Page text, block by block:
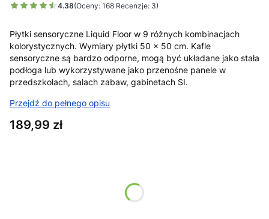
4.38(Oceny: 168 Recenzje: 3)
Płytki sensoryczne Liquid Floor w 9 różnych kombinacjach
kolorystycznych. Wymiary płytki 50 x 50 cm. Kafle
sensoryczne są bardzo odporne, mogą być układane jako stała
podłoga lub wykorzystywane jako przenośne panele w
przedszkolach, salach zabaw, gabinetach SI.
Przejdź do pełnego opisu
Cena
189,99 zł